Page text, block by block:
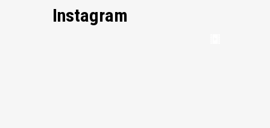
Instagram